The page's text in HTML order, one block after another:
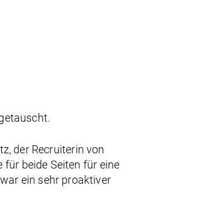
der Recruiterin von
für beide Seiten für eine
ein sehr proaktiver